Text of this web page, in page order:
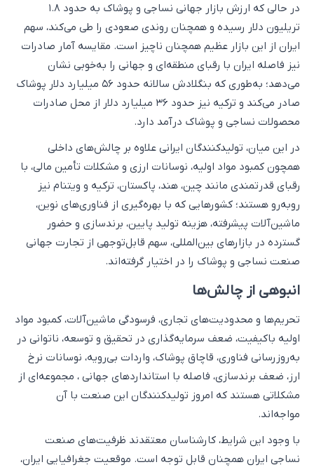
در حالی که ارزش بازار جهانی نساجی و پوشاک به حدود ۱.۸
تریلیون دلار رسیده و همچنان روندی صعودی را طی می‌کند، سهم
ایران از این بازار عظیم همچنان ناچیز است. مقایسه آمار صادرات
نیز فاصله ایران با رقبای منطقه‌ای و جهانی را به‌خوبی نشان
می‌دهد؛ به‌طوری که بنگلادش سالانه حدود ۵۶ میلیارد دلار پوشاک
صادر می‌کند و ترکیه نیز حدود ۳۶ میلیارد دلار از محل صادرات
محصولات نساجی و پوشاک درآمد دارد.
در این میان، تولیدکنندگان ایرانی علاوه بر چالش‌های داخلی
همچون کمبود مواد اولیه، نوسانات ارزی و مشکلات تأمین مالی، با
رقبای قدرتمندی مانند چین، هند، پاکستان، ترکیه و ویتنام نیز
روبه‌رو هستند؛ کشورهایی که با بهره‌گیری از فناوری‌های نوین،
ماشین‌آلات پیشرفته، هزینه تولید پایین، برندسازی و حضور
گسترده در بازارهای بین‌المللی، سهم قابل‌توجهی از تجارت جهانی
صنعت نساجی و پوشاک را در اختیار گرفته‌اند.
انبوهی از چالش‌ها
تحریم‌ها و محدودیت‌های تجاری، فرسودگی ماشین‌آلات، کمبود مواد
اولیه باکیفیت، ضعف سرمایه‌گذاری در تحقیق و توسعه، ناتوانی در
به‌روزرسانی فناوری، قاچاق پوشاک، واردات بی‌رویه، نوسانات نرخ
ارز، ضعف برندسازی، فاصله با استانداردهای جهانی ، مجموعه‌ای از
مشکلاتی هستند که امروز تولیدکنندگان این صنعت با آن
مواجه‌اند.
با وجود این شرایط، کارشناسان معتقدند ظرفیت‌های صنعت
نساجی ایران همچنان قابل توجه است. موقعیت جغرافیایی ایران،